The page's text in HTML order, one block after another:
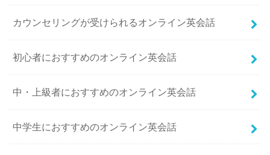
カウンセリングが受けられるオンライン英会話
初心者におすすめのオンライン英会話
中・上級者におすすめのオンライン英会話
中学生におすすめのオンライン英会話